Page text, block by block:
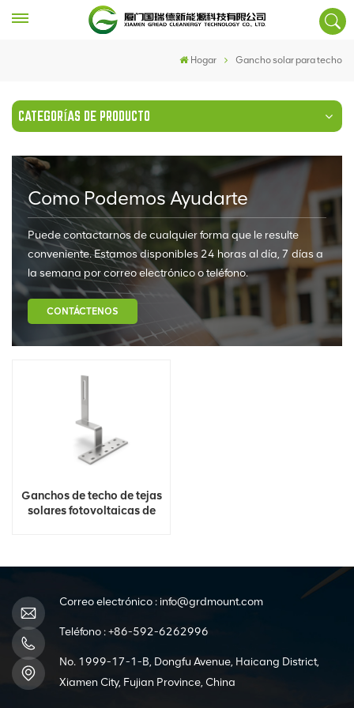
Hogar Gancho solar para techo
CATEGORÍAS DE PRODUCTO
Como Podemos Ayudarte
Puede contactarnos de cualquier forma que le resulte
conveniente. Estamos disponibles 24 horas al día, 7 días a
la semana por correo electrónico o teléfono.
CONTÁCTENOS
Ganchos de techo de tejas
solares fotovoltaicas de
Correo electrónico : info@grdmount.com
Teléfono :+86-592-6262996
No. 1999-17-1-B, Dongfu Avenue, Haicang District,
Xiamen City, Fujian Province, China